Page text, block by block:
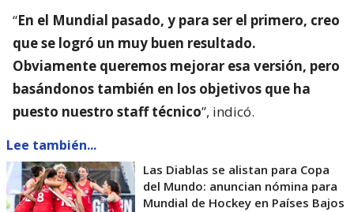
“En el Mundial pasado, y para ser el primero, creo
que se logró un muy buen resultado.
Obviamente queremos mejorar esa versión, pero
basándonos también en los objetivos que ha
puesto nuestro staff técnico”, indicó.
Lee también...
Las Diablas se alistan para Copa
del Mundo: anuncian nómina para
Mundial de Hockey en Países Bajos